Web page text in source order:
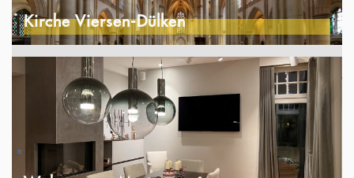
Kirche Viersen-Dülken